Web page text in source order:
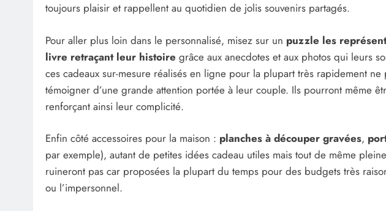
toujours plaisir et rappellent au quotidien de jolis souvenirs partagés.
Pour aller plus loin dans le personnalisé, misez sur un puzzle les
livre retraçant leur histoire grâce aux anecdotes et aux photos qui leurs
ces cadeaux sur-mesure réalisés en ligne pour la plupart très rapidement
témoigner d’une grande attention portée à leur couple. Ils pourront même
renforçant ainsi leur complicité.
Enfin côté accessoires pour la maison : planches à découper gravées,
par exemple), autant de petites idées cadeau utiles mais tout de même
ruineront pas car proposées la plupart du temps pour des budgets très
ou l’impersonnel.